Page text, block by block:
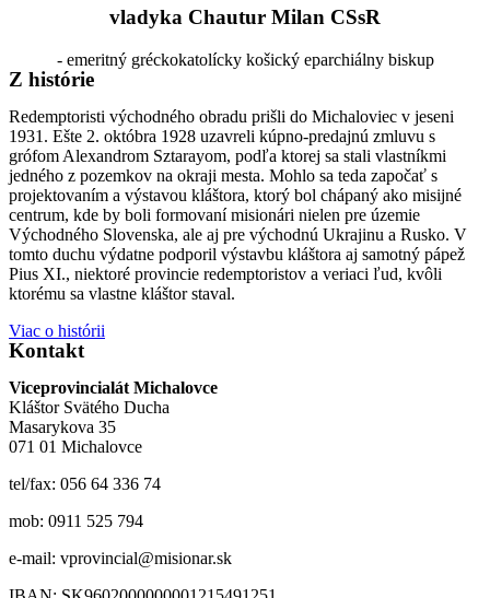
vladyka Chautur Milan CSsR
- emeritný gréckokatolícky košický eparchiálny biskup
Z histórie
Redemptoristi východného obradu prišli do Michaloviec v jeseni
1931. Ešte 2. októbra 1928 uzavreli kúpno-predajnú zmluvu s
grófom Alexandrom Sztarayom, podľa ktorej sa stali vlastníkmi
jedného z pozemkov na okraji mesta. Mohlo sa teda započať s
projektovaním a výstavou kláštora, ktorý bol chápaný ako misijné
centrum, kde by boli formovaní misionári nielen pre územie
Východného Slovenska, ale aj pre východnú Ukrajinu a Rusko. V
tomto duchu výdatne podporil výstavbu kláštora aj samotný pápež
Pius XI., niektoré provincie redemptoristov a veriaci ľud, kvôli
ktorému sa vlastne kláštor staval.
Viac o histórii
Kontakt
Viceprovincialát Michalovce
Kláštor Svätého Ducha
Masarykova 35
071 01 Michalovce
tel/fax: 056 64 336 74
mob: 0911 525 794
e-mail: vprovincial@misionar.sk